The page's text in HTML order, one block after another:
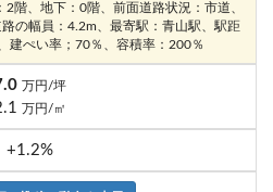
階、地下：0階、前面道路状況：市道、
の幅員：4.2m、最寄駅：青山駅、駅距
建ぺい率；70％、容積率：200％
万円/坪
万円/㎡
+1.2%